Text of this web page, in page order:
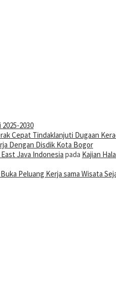
2030
Cepat Tindaklanjuti Dugaan
Dengan Disdik Kota Bogor
Java Indonesia pada Kajian
Peluang Kerja sama Wisata